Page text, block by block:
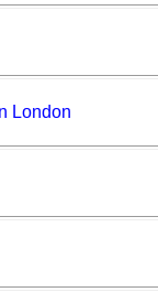
London